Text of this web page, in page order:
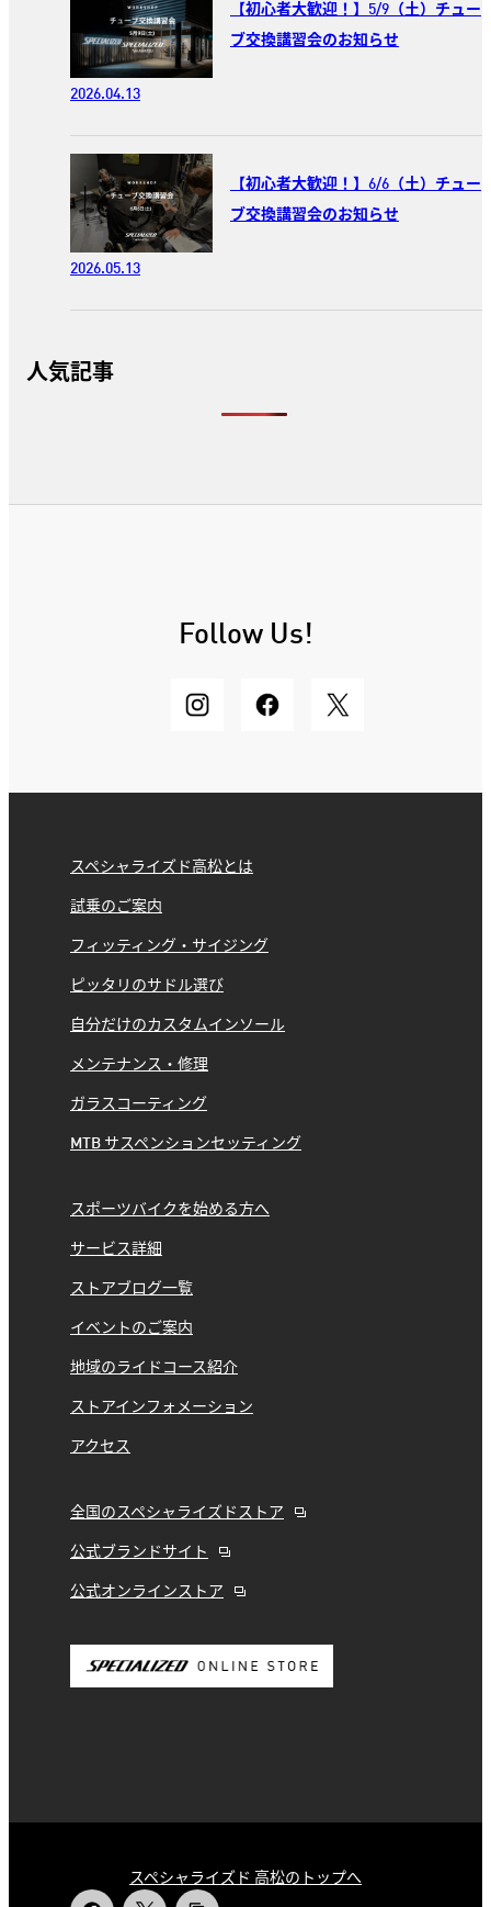
【初心者大歓迎！】5/9（土）チュー
ブ交換講習会のお知らせ
2026.04.13
【初心者大歓迎！】6/6（土）チュー
ブ交換講習会のお知らせ
2026.05.13
人気記事
Follow Us!
スペシャライズド高松とは
試乗のご案内
フィッティング・サイジング
ピッタリのサドル選び
自分だけのカスタムインソール
メンテナンス・修理
ガラスコーティング
MTB サスペンションセッティング
スポーツバイクを始める方へ
サービス詳細
ストアブログ一覧
イベントのご案内
地域のライドコース紹介
ストアインフォメーション
アクセス
全国のスペシャライズドストア
公式ブランドサイト
公式オンラインストア
スペシャライズド 高松のトップへ